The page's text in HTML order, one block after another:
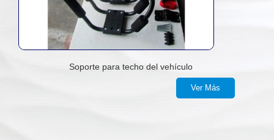
Soporte para techo del vehículo
Ver Más